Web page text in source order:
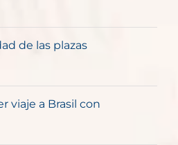
de las plazas
viaje a Brasil con